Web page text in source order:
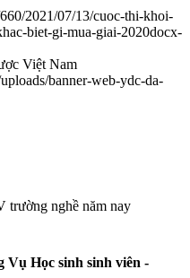
2021/07/13/cuoc-thi-khoi-
biet-gi-mua-giai-2020docx-
Việt Nam
banner-web-ydc-da-
Học sinh sinh viên -